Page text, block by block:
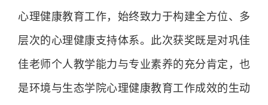
心理健康教育工作，始终致力于构建全方位、多
层次的心理健康支持体系。此次获奖既是对巩佳
佳老师个人教学能力与专业素养的充分肯定，也
是环境与生态学院心理健康教育工作成效的生动